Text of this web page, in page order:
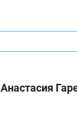
Анастасия